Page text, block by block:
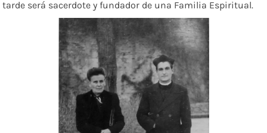
tarde será sacerdote y fundador de una Familia Espiritual.